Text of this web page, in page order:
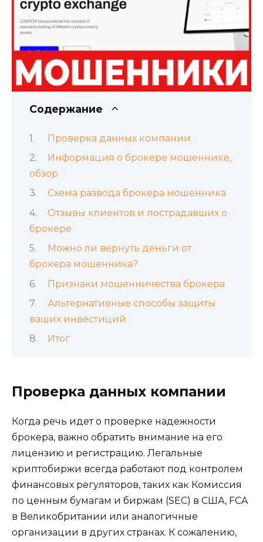
Содержание
Проверка данных компании
Информация о брокере мошеннике,
обзор
Схема развода брокера мошенника
Отзывы клиентов и пострадавших о
брокере
Можно ли вернуть деньги от
брокера мошенника?
Признаки мошенничества брокера
Альтернативные способы защиты
ваших инвестиций
Итог
Проверка данных компании
Когда речь идет о проверке надежности
брокера, важно обратить внимание на его
лицензию и регистрацию. Легальные
криптобиржи всегда работают под контролем
финансовых регуляторов, таких как Комиссия
по ценным бумагам и биржам (SEC) в США, FCA
в Великобритании или аналогичные
организации в других странах. К сожалению,